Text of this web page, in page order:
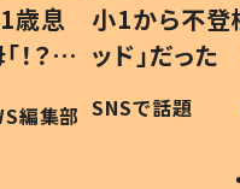
息
」
編集部
小1から不登
ッド」だっ
作り続ける
#令和の子
SNSで話題